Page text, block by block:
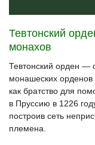
Тевтонский
монахов
Тевтонский орден —
монашеских орденов
как братство для
в Пруссию в 1226
построив сеть
племена.